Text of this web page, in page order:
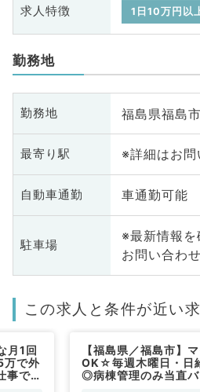
求人特徴 1日10万円以
勤務地
勤務地 福島県福島市
最寄り駅 ※詳細はお
自動車通勤 車通勤可能
駐車場
※最新情報
お問い合わ
この求人と条件が近い
月1回
万で外
事です
【福島県／福島市】
OK☆毎週木曜日・
◎病棟管理のみ当直バ